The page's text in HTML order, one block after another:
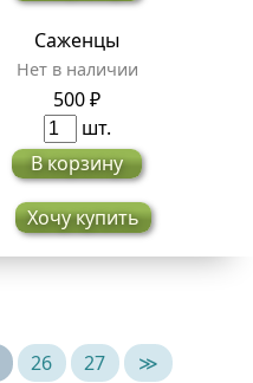
Саженцы
Нет в наличии
500 ₽
шт.
В корзину
Хочу купить
26 27 ≫